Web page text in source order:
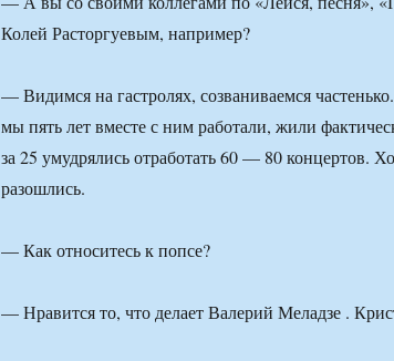
Колей Расторгуевым, например?
— Видимся на гастролях, созваниваемся
мы пять лет вместе с ним работали, жили
за 25 умудрялись отработать 60 — 80 концертов.
разошлись.
— Как относитесь к попсе?
— Нравится то, что делает Валерий Меладзе .